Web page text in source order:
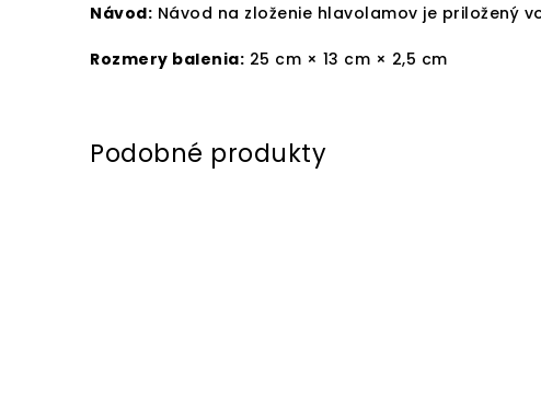
Návod: Návod na zloženie hlavolamov je priložený
Rozmery balenia: 25 cm × 13 cm × 2,5 cm